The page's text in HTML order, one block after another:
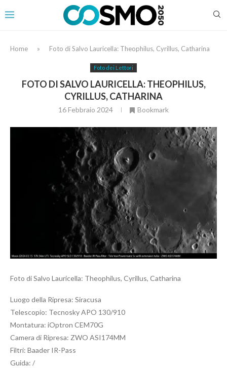
Home » Foto di Salvo Lauricella: Theophilus, Cyrillus, Catharina
Foto dei Lettori
FOTO DI SALVO LAURICELLA: THEOPHILUS,
CYRILLUS, CATHARINA
16 Febbraio 2024 Bookmark
Foto di Salvo Lauricella: Theophilus, Cyrillus, Catharina
Luogo della Ripresa: Siracusa
Telescopio: Tecnosky APO 130/910
Montatura: iOptron CEM70G
Camera di Ripresa: ZWO ASI174MM
Filtri: Baader IR-Pass
Guida: /